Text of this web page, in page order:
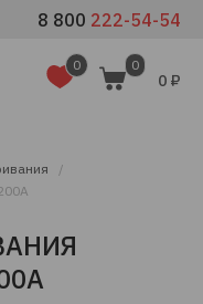
8 800 222-54-54
0 0
0 ₽